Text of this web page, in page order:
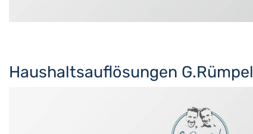
Haushaltsauflösungen G.Rümpel